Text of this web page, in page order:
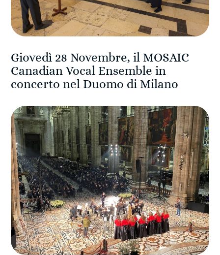
Giovedì 28 Novembre, il MOSAIC
Canadian Vocal Ensemble in
concerto nel Duomo di Milano